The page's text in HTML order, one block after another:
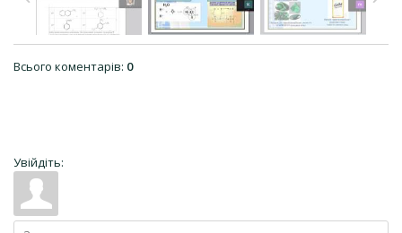
Всього коментарів: 0
Увійдіть: